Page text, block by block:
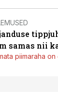
samas nii
piimaraha